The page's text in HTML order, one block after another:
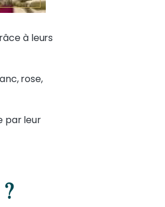
à leurs
rose,
par leur